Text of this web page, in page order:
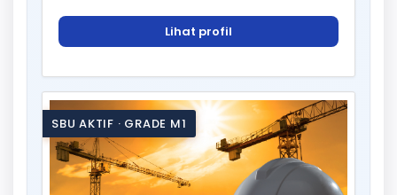
Lihat profil
SBU AKTIF · GRADE M1